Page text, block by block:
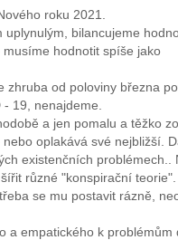
roku 2021.
bilancujeme
hodnotit spíše jako
zhruba od poloviny března
19, nenajdeme.
a jen pomalu a těžko
oplakává své nejbližší.
existenčních problémech..
různé "konspirační teorie".
se mu postavit rázně,
a empatického k problémům